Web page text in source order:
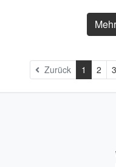
Zurück 1 2 3